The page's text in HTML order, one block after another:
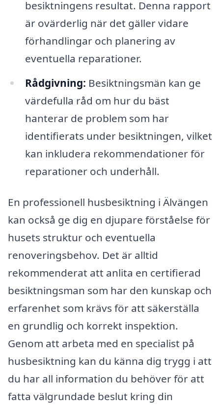
besiktningens resultat. Denna rapport
är ovärderlig när det gäller vidare
förhandlingar och planering av
eventuella reparationer.
Rådgivning: Besiktningsmän kan ge
värdefulla råd om hur du bäst
hanterar de problem som har
identifierats under besiktningen, vilket
kan inkludera rekommendationer för
reparationer och underhåll.
En professionell husbesiktning i Älvängen
kan också ge dig en djupare förståelse för
husets struktur och eventuella
renoveringsbehov. Det är alltid
rekommenderat att anlita en certifierad
besiktningsman som har den kunskap och
erfarenhet som krävs för att säkerställa
en grundlig och korrekt inspektion.
Genom att arbeta med en specialist på
husbesiktning kan du känna dig trygg i att
du har all information du behöver för att
fatta välgrundade beslut kring din